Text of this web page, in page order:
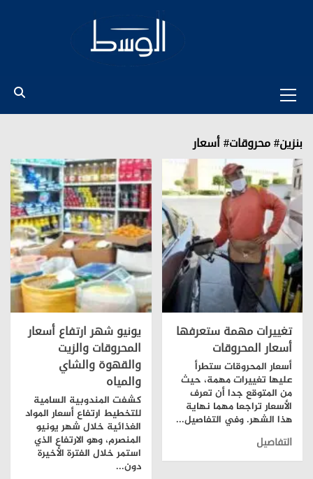
Menu
بنزين# محروقات# أسعار
تغييرات مهمة ستعرفها
أسعار المحروقات
أسعار المحروقات ستطرأ
عليها تغييرات مهمة، حيث
من المتوقع جدا أن تعرف
الأسعار تراجعا مهما نهاية
هذا الشهر. وفي التفاصيل...
التفاصيل
يونيو شهر ارتفاع أسعار
المحروقات والزيت
والقهوة والشاي
والمياه
كشفت المندوبية السامية
للتخطيط ارتفاع أسعار المواد
الغذائية خلال شهر يونيو
المنصرم، وهو الارتفاع الذي
استمر خلال الفترة الأخيرة
دون...